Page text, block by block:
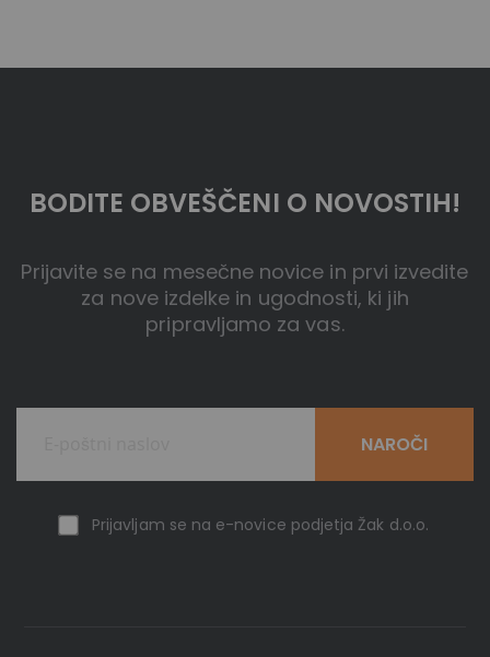
BODITE OBVEŠČENI O NOVOSTIH!
Prijavite se na mesečne novice in prvi izvedite
za nove izdelke in ugodnosti, ki jih
pripravljamo za vas.
Prijavljam se na e-novice podjetja Žak d.o.o.
NAROČI